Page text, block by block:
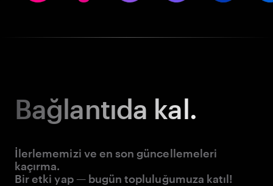
Bağlantıda kal.
İlerlememizi ve en son güncellemeleri
kaçırma.
Bir etki yap — bugün topluluğumuza katıl!